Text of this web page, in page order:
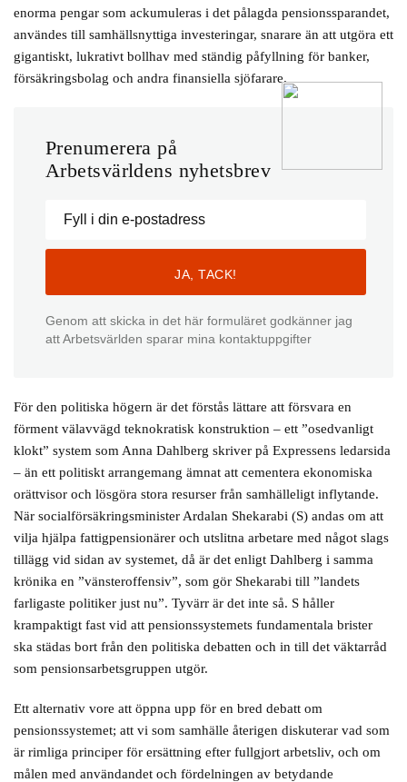
enorma pengar som ackumuleras i det pålagda pensionssparandet,
användes till samhällsnyttiga investeringar, snarare än att utgöra ett
gigantiskt, lukrativt bollhav med ständig påfyllning för banker,
försäkringsbolag och andra finansiella sjöfarare.
Prenumerera på
Arbetsvärldens nyhetsbrev
Genom att skicka in det här formuläret godkänner jag
att Arbetsvärlden sparar mina kontaktuppgifter
För den politiska högern är det förstås lättare att försvara en
förment välavvägd teknokratisk konstruktion – ett ”osedvanligt
klokt” system som Anna Dahlberg skriver på Expressens ledarsida
– än ett politiskt arrangemang ämnat att cementera ekonomiska
orättvisor och lösgöra stora resurser från samhälleligt inflytande.
När socialförsäkringsminister Ardalan Shekarabi (S) andas om att
vilja hjälpa fattigpensionärer och utslitna arbetare med något slags
tillägg vid sidan av systemet, då är det enligt Dahlberg i samma
krönika en ”vänsteroffensiv”, som gör Shekarabi till ”landets
farligaste politiker just nu”. Tyvärr är det inte så. S håller
krampaktigt fast vid att pensionssystemets fundamentala brister
ska städas bort från den politiska debatten och in till det väktarråd
som pensionsarbetsgruppen utgör.
Ett alternativ vore att öppna upp för en bred debatt om
pensionssystemet; att vi som samhälle återigen diskuterar vad som
är rimliga principer för ersättning efter fullgjort arbetsliv, och om
målen med användandet och fördelningen av betydande